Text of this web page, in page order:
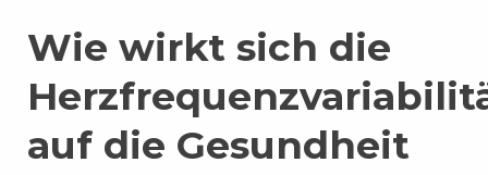
Wie wirkt sich die
auf die Gesundheit